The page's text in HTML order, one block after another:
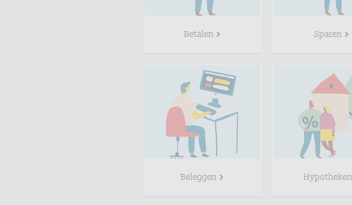
Betalen Sparen
Beleggen Hypotheken